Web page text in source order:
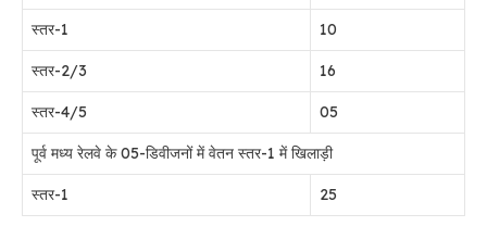
स्तर-1 10
स्तर-2/3 16
स्तर-4/5 05
पूर्व मध्य रेलवे के 05-डिवीजनों में वेतन स्तर-1 में खिलाड़ी
स्तर-1 25